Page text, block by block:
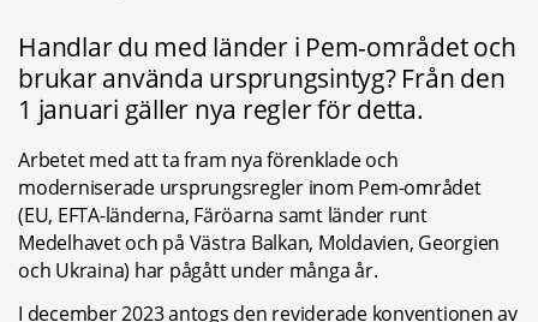
Handlar du med länder i Pem-området och
brukar använda ursprungsintyg? Från den
1 januari gäller nya regler för detta.
Arbetet med att ta fram nya förenklade och
moderniserade ursprungsregler inom Pem-området
(EU, EFTA-länderna, Färöarna samt länder runt
Medelhavet och på Västra Balkan, Moldavien, Georgien
och Ukraina) har pågått under många år.
I december 2023 antogs den reviderade konventionen av